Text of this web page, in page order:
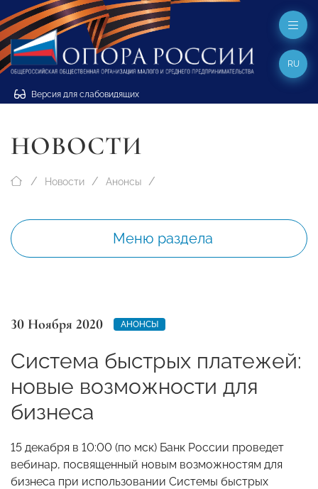
Версия для слабовидящих
RU
НОВОСТИ
Новости Анонсы
Меню раздела
30 Ноября 2020 АНОНСЫ
Система быстрых платежей:
новые возможности для
бизнеса
15 декабря в 10:00 (по мск) Банк России проведет
вебинар, посвященный новым возможностям для
бизнеса при использовании Системы быстрых